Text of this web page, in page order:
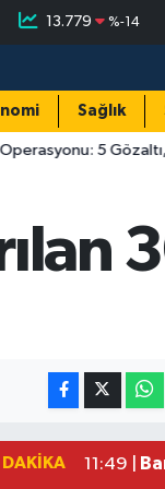
13.779 %-14
Sağlık
5 Gözaltı,
11:49 |